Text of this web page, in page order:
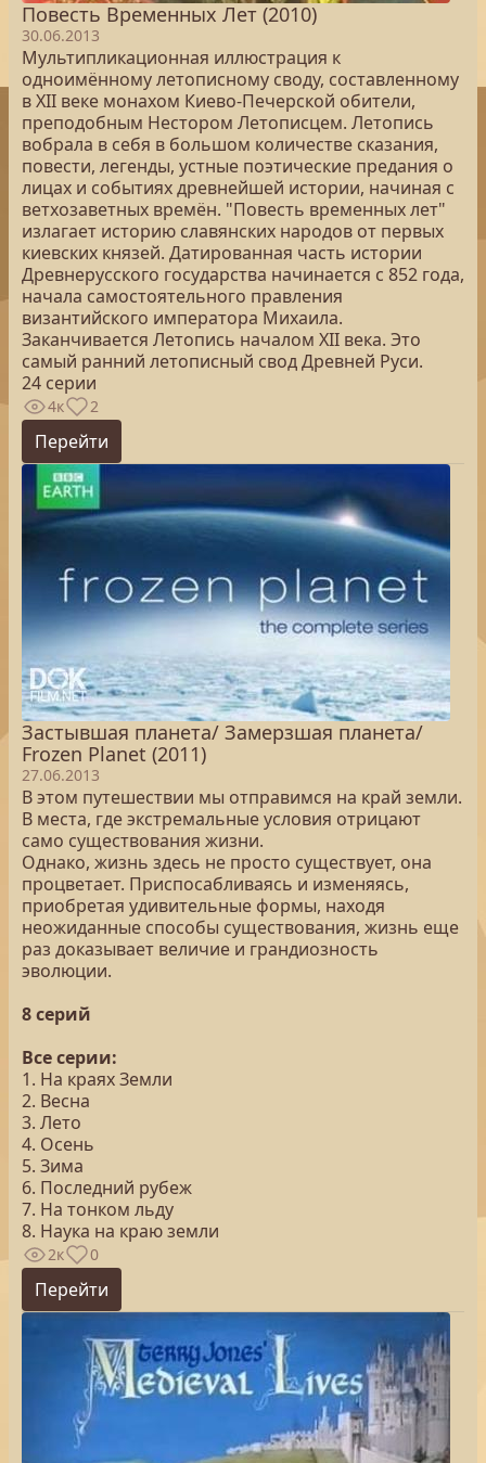
Повесть Временных Лет (2010)
30.06.2013
Мультипликационная иллюстрация к
одноимённому летописному своду, составленному
в XII веке монахом Киево-Печерской обители,
преподобным Нестором Летописцем. Летопись
вобрала в себя в большом количестве сказания,
повести, легенды, устные поэтические предания о
лицах и событиях древнейшей истории, начиная с
ветхозаветных времён. "Повесть временных лет"
излагает историю славянских народов от первых
киевских князей. Датированная часть истории
Древнерусского государства начинается с 852 года,
начала самостоятельного правления
византийского императора Михаила.
Заканчивается Летопись началом XII века. Это
самый ранний летописный свод Древней Руси.
24 серии
4к 2
Перейти
Застывшая планета/ Замерзшая планета/
Frozen Planet (2011)
27.06.2013
В этом путешествии мы отправимся на край земли.
В места, где экстремальные условия отрицают
само существования жизни.
Однако, жизнь здесь не просто существует, она
процветает. Приспосабливаясь и изменяясь,
приобретая удивительные формы, находя
неожиданные способы существования, жизнь еще
раз доказывает величие и грандиозность
эволюции.
8 серий
Все серии:
1. На краях Земли
2. Весна
3. Лето
4. Осень
5. Зима
6. Последний рубеж
7. На тонком льду
8. Наука на краю земли
2к 0
Перейти